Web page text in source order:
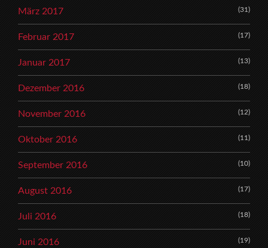
März 2017 (31)
Februar 2017 (17)
Januar 2017 (13)
Dezember 2016 (18)
November 2016 (12)
Oktober 2016 (11)
September 2016 (10)
August 2016 (17)
Juli 2016 (18)
Juni 2016 (19)